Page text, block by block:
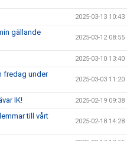
2025-03-13 10:43
gällande
2025-03-12 08:55
2025-03-10 13:40
fredag under
2025-03-03 11:20
IK! 2025-02-19 09:38
till vårt
2025-02-18 14:28